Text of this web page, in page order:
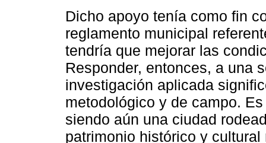
Dicho apoyo tenía como fin
reglamento municipal
tendría que mejorar las
Responder, entonces, a una
investigación aplicada
metodológico y de campo.
siendo aún una ciudad
patrimonio histórico y